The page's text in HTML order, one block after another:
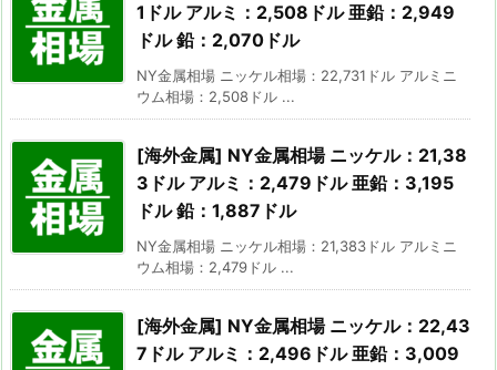
1ドル アルミ：2,508ドル 亜鉛：2,949
ドル 鉛：2,070ドル
NY金属相場 ニッケル相場：22,731ドル アルミニ
ウム相場：2,508ドル ...
[海外金属] NY金属相場 ニッケル：21,38
3ドル アルミ：2,479ドル 亜鉛：3,195
ドル 鉛：1,887ドル
NY金属相場 ニッケル相場：21,383ドル アルミニ
ウム相場：2,479ドル ...
[海外金属] NY金属相場 ニッケル：22,43
7ドル アルミ：2,496ドル 亜鉛：3,009